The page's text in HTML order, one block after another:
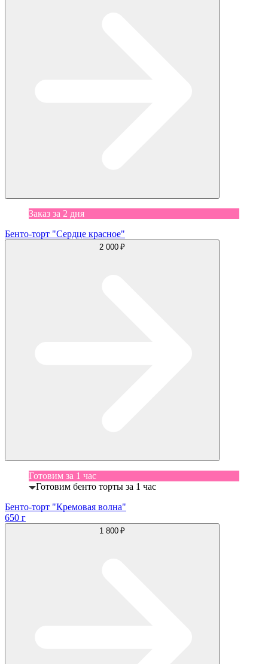
Заказ за 2 дня
Бенто-торт "Сердце красное"
2 000 ₽
Готовим за 1 час
Готовим бенто торты за 1 час
Бенто-торт "Кремовая волна"
650 г
1 800 ₽